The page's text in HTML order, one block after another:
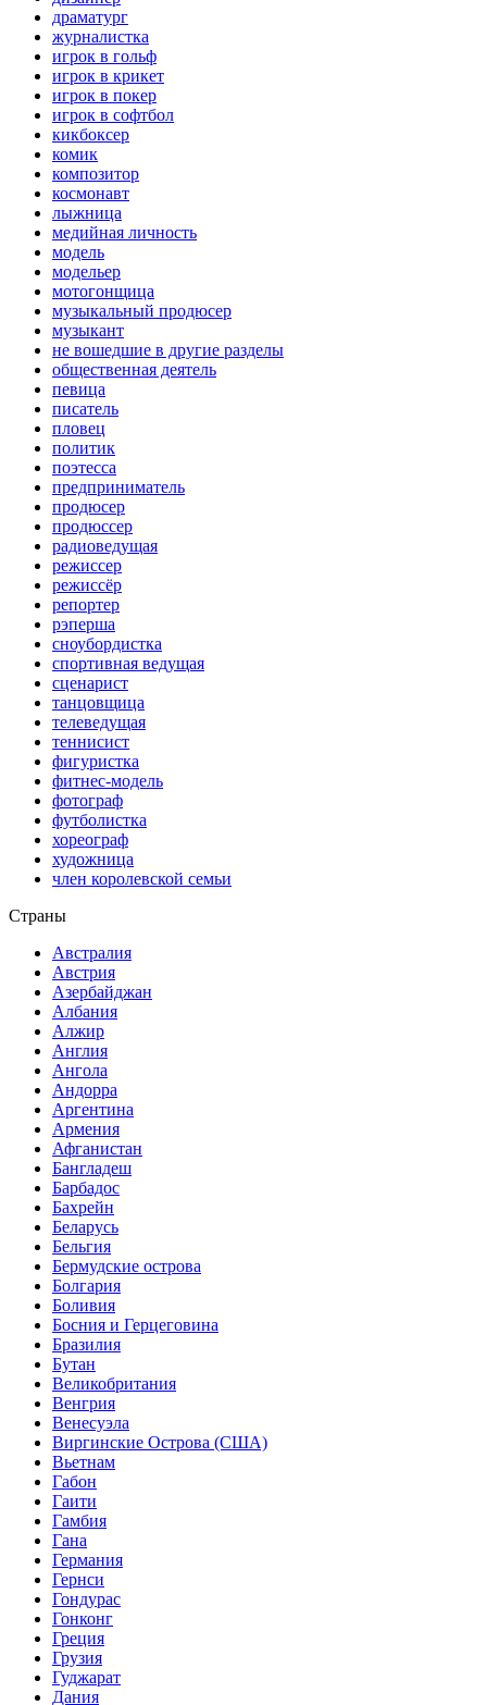
драматург
журналистка
игрок в гольф
игрок в крикет
игрок в покер
игрок в софтбол
кикбоксер
комик
композитор
космонавт
лыжница
медийная личность
модель
модельер
мотогонщица
музыкальный продюсер
музыкант
не вошедшие в другие разделы
общественная деятель
певица
писатель
пловец
политик
поэтесса
предприниматель
продюсер
продюссер
радиоведущая
режиссер
режиссёр
репортер
рэперша
сноубордистка
спортивная ведущая
сценарист
танцовщица
телеведущая
теннисист
фигуристка
фитнес-модель
фотограф
футболистка
хореограф
художница
член королевской семьи
Страны
Австралия
Австрия
Азербайджан
Албания
Алжир
Англия
Ангола
Андорра
Аргентина
Армения
Афганистан
Бангладеш
Барбадос
Бахрейн
Беларусь
Бельгия
Бермудские острова
Болгария
Боливия
Босния и Герцеговина
Бразилия
Бутан
Великобритания
Венгрия
Венесуэла
Виргинские Острова (США)
Вьетнам
Габон
Гаити
Гамбия
Гана
Германия
Гернси
Гондурас
Гонконг
Греция
Грузия
Гуджарат
Дания